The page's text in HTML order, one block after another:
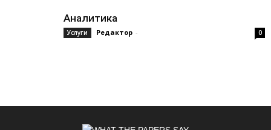
Аналитика
Услуги Редактор - 0